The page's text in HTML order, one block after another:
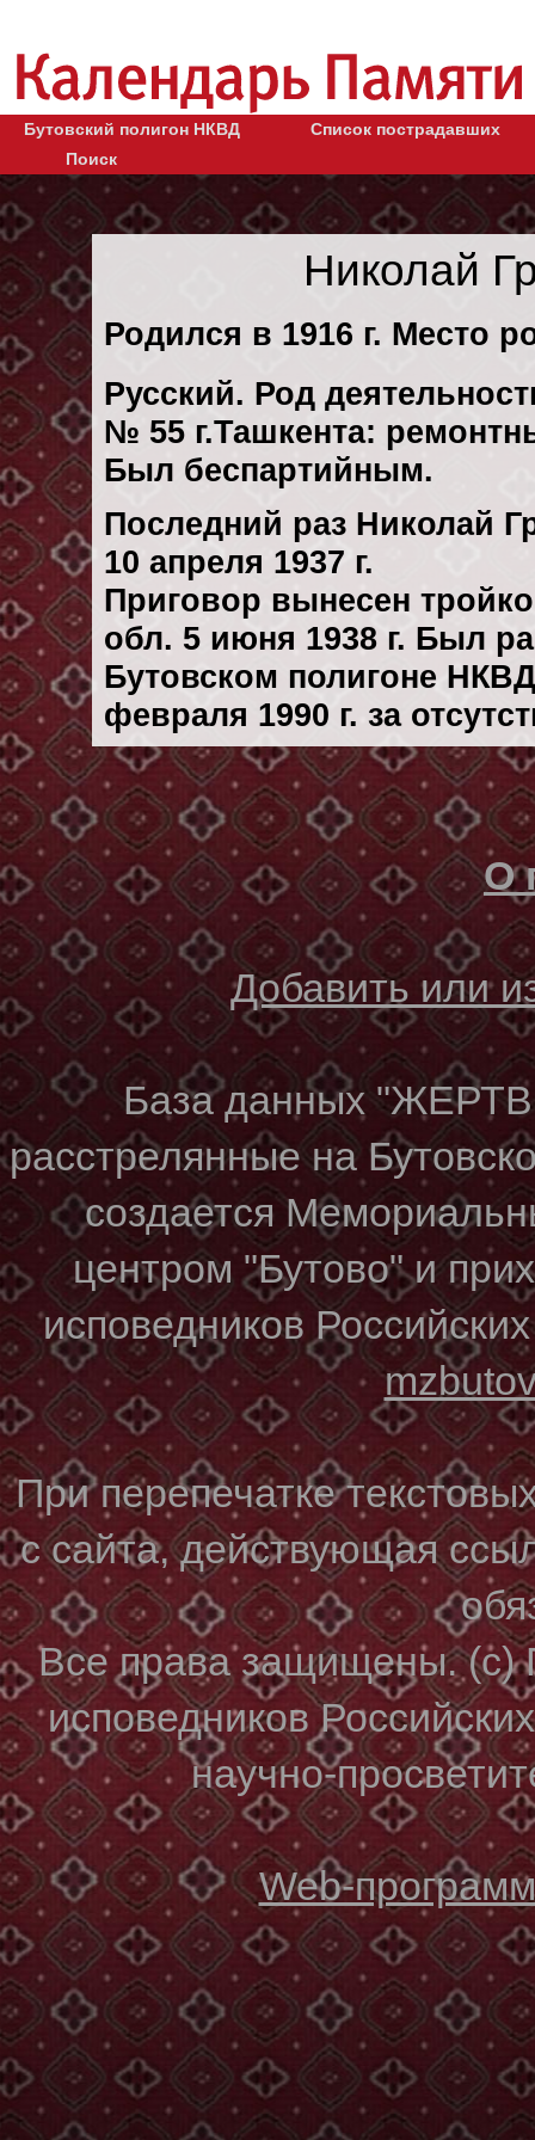
Бутовский полигон НКВД
Список пострадавших
Поиск
Николай
Родился в 1916 г. Место
Русский. Род
№ 55 г.Ташкента:
Был беспартийным.
Последний раз Николай
10 апреля 1937 г.
Приговор вынесен
обл. 5 июня 1938 г. Был
Бутовском полигоне
февраля 1990 г. за
О
Добавить или
База данных
расстрелянные на
создается
центром "Бутово" и
исповедников
При перепечатке
с сайта, действующая
Все права защищены. (с)
исповедников
научно-
Web-